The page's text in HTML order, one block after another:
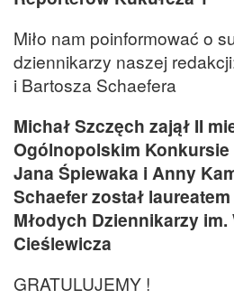
Miło nam poinformować o
dziennikarzy naszej
i Bartosza Schaefera
Michał Szczęch zajął II
Ogólnopolskim
Jana Śpiewaka i Anny
Schaefer został
Młodych Dziennikarzy im.
Cieślewicza
GRATULUJEMY !